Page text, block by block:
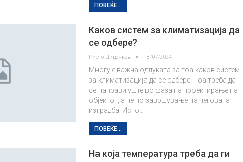
ПОВЕЌЕ...
Каков систем за климатизација да
се одбере?
Ристо Цицонков 18/07/2024
Многу е важна одлуката за тоа каков систем
за климатизација да се одбере. Тоа треба да
се направи уште во фаза на проектирање на
објектот, а не по завршување на неговата
изградба. Исто…
ПОВЕЌЕ...
На која температура треба да ги